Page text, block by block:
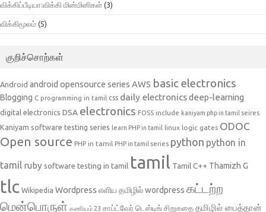
விக்கிப்பீடியா:விக்கி மின்மினிகள் (3)
விக்கிமூலம் (5)
குறிச்சொற்கள்
Android android opensource series AWS basic electronics
Blogging C programming in tamil css daily electronicsdeep-learning
digital electronics DSA electronics FOSS include kaniyam php in tamil seires
Kaniyam software testing series learn PHP in tamil linux logic gates ODOC
Open source PHP in tamil PHP in tamil series python python in
tamil ruby software testing in tamil tamil Tamil C++ Thamizh G
tlc Wikipedia Wordpress எளிய தமிழில் wordpress கட்டற்ற
மென்பொருள் கணியம் 23 சாப்ட்வேர் டெஸ்டிங் சிறுகதை தமிழில் பைத்தான்